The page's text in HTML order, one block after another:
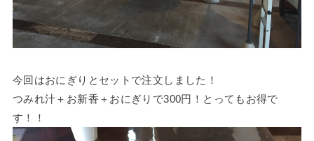
今回はおにぎりとセットで注文しました！
つみれ汁＋お新香＋おにぎりで300円！とってもお得で
す！！